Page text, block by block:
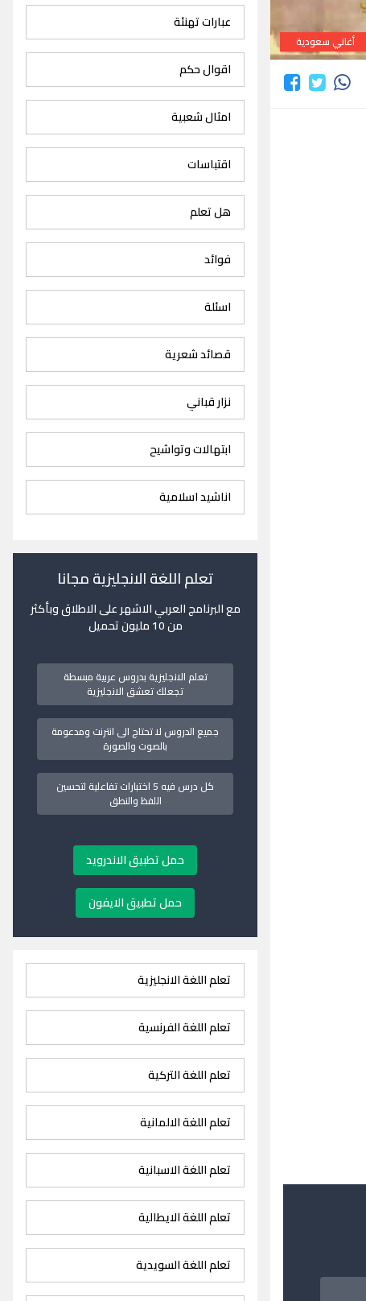
أغاني سعودية
عبارات تهنئة
اقوال حكم
امثال شعبية
اقتباسات
هل تعلم
فوائد
اسئلة
قصائد شعرية
نزار قباني
ابتهالات وتواشيح
اناشيد اسلامية
تعلم اللغة الانجليزية مجانا
مع البرنامج العربي الاشهر على الاطلاق وبأكثر
من 10 مليون تحميل
تعلم الانجليزية بدروس عربية مبسطة
تجعلك تعشق الانجليزية
جميع الدروس لا تحتاج الى انترنت ومدعومة
بالصوت والصورة
كل درس فيه 5 اختبارات تفاعلية لتحسين
اللفظ والنطق
حمل تطبيق الاندرويد
حمل تطبيق الايفون
تعلم اللغة الانجليزية
تعلم اللغة الفرنسية
تعلم اللغة التركية
تعلم اللغة الالمانية
تعلم اللغة الاسبانية
تعلم اللغة الايطالية
تعلم اللغة السويدية